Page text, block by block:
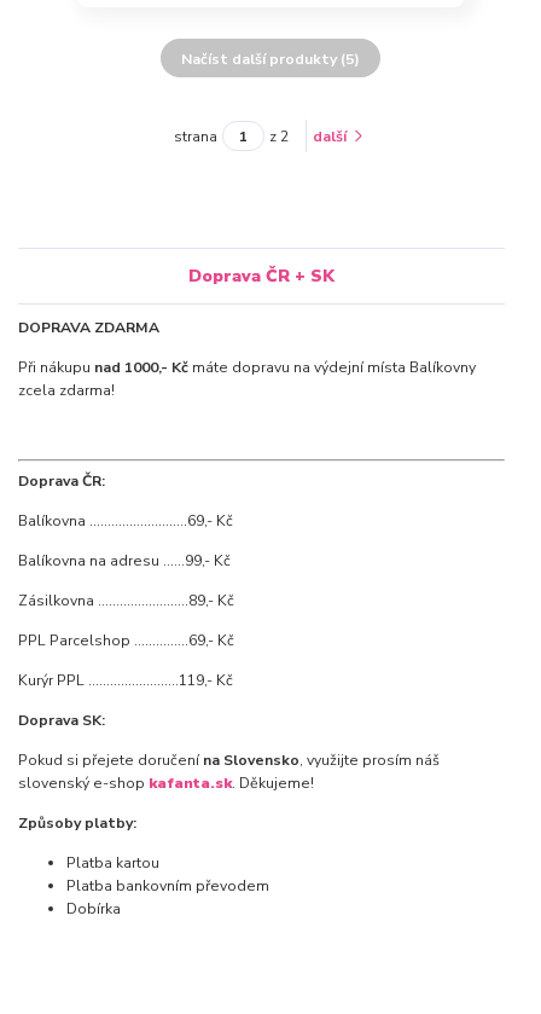
Načíst další produkty (5)
strana z 2 další
Doprava ČR + SK
DOPRAVA ZDARMA
Při nákupu nad 1000,- Kč máte dopravu na výdejní místa Balíkovny
zcela zdarma!
Doprava ČR:
Balíkovna ...........................69,- Kč
Balíkovna na adresu ......99,- Kč
Zásilkovna .........................89,- Kč
PPL Parcelshop ...............69,- Kč
Kurýr PPL .........................119,- Kč
Doprava SK:
Pokud si přejete doručenína Slovensko, využijte prosím náš
slovenský e-shop kafanta.sk. Děkujeme!
Způsoby platby:
Platba kartou
Platba bankovním převodem
Dobírka